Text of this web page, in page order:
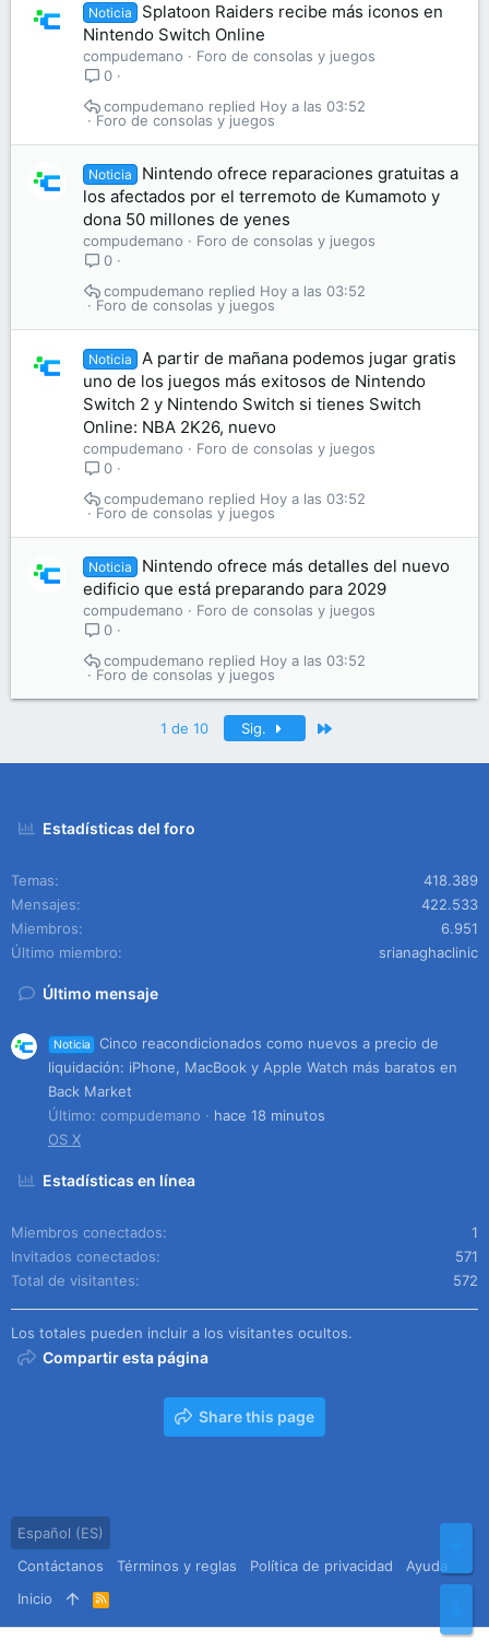
Noticia
Splatoon Raiders recibe más iconos en
Nintendo Switch Online
compudemano
Foro de consolas y juegos
0
Foro de consolas y juegos
Hoy a las 03:52
compudemano
Noticia
Nintendo ofrece reparaciones gratuitas a
los afectados por el terremoto de Kumamoto y
dona 50 millones de yenes
compudemano
Foro de consolas y juegos
0
Foro de consolas y juegos
Hoy a las 03:52
compudemano
Noticia
A partir de mañana podemos jugar gratis
uno de los juegos más exitosos de Nintendo
Switch 2 y Nintendo Switch si tienes Switch
Online: NBA 2K26, nuevo
compudemano
Foro de consolas y juegos
0
Foro de consolas y juegos
Hoy a las 03:52
compudemano
Noticia
Nintendo ofrece más detalles del nuevo
edificio que está preparando para 2029
compudemano
Foro de consolas y juegos
0
Foro de consolas y juegos
Hoy a las 03:52
compudemano
1 de 10 Sig.
Estadísticas del foro
Temas
418.389
Mensajes
422.533
Miembros
6.951
Último miembro
srianaghaclinic
Último mensaje
Noticia
Cinco reacondicionados como nuevos a precio de
liquidación: iPhone, MacBook y Apple Watch más baratos en
Back Market
Último: compudemano
hace 18 minutos
OS X
Estadísticas en línea
Miembros conectados
1
Invitados conectados
571
Total de visitantes
572
Los totales pueden incluir a los visitantes ocultos.
Compartir esta página
Share this page
Español (ES)
Contáctanos
Términos y reglas Política de privacidad
Ayuda
Inicio
R
S
S